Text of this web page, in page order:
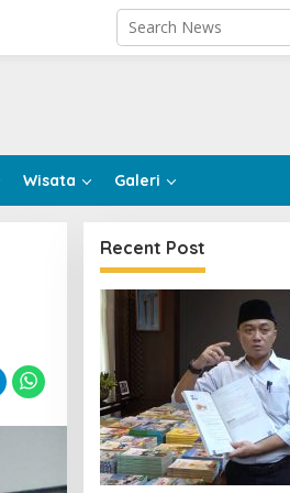
Wisata Galeri
Recent Post